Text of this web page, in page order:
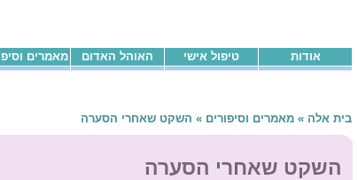
אודות טיפול אישי האוהל האדום מאמרים
בית אלה » מאמרים וסיפורים » השקט שאחרי הסערה
השקט שאחרי הסערה